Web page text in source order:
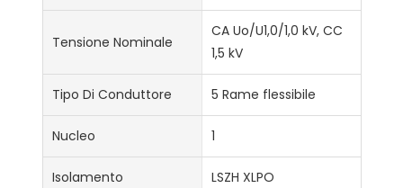
Tensione Nominale
CA Uo/U1,0/1,0 kV, CC
1,5 kV
Tipo Di Conduttore 5 Rame flessibile
Nucleo 1
Isolamento LSZH XLPO